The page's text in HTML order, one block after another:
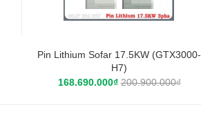
Pin Lithium Sofar 17.5KW (GTX3000-
H7)
168.690.000₫200.900.000₫